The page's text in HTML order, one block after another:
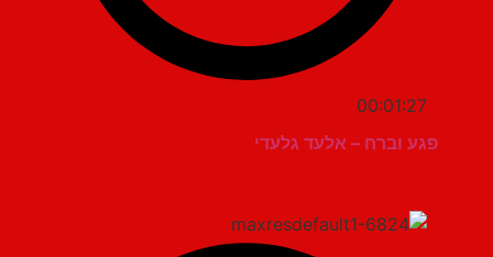
00:01:27
פגע וברח – אלעד גלעדי